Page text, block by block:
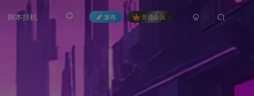
发布 开通会员
脚本挂机